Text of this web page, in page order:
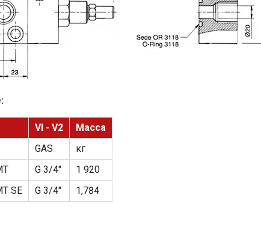
VI - V2
Масса
GAS
кг
G 3/4"
1 920
SE G 3/4" 1,784